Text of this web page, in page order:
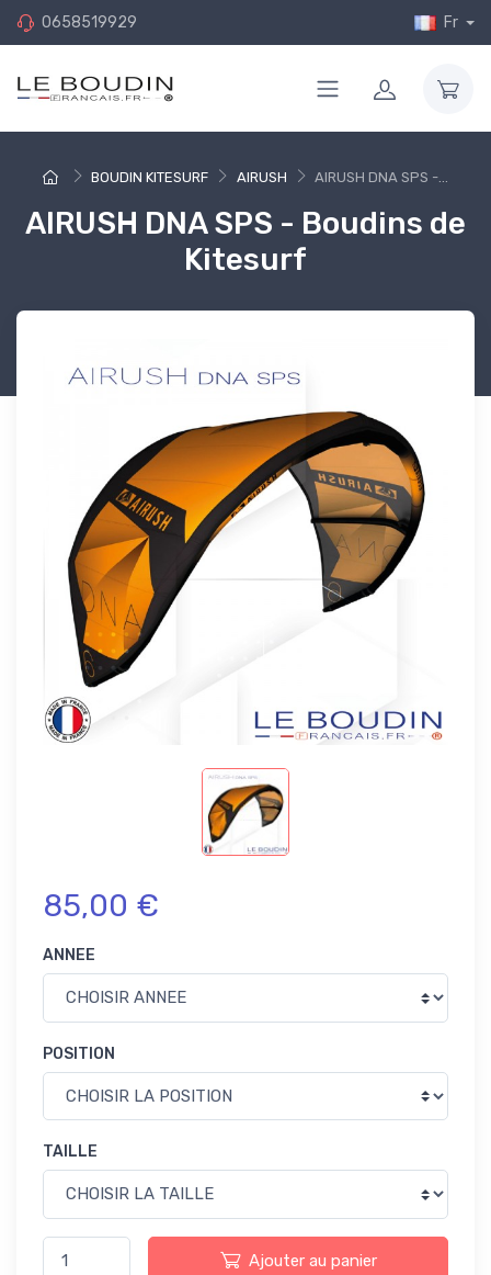
0658519929 Fr
BOUDIN KITESURF AIRUSH AIRUSH DNA SPS -...
AIRUSH DNA SPS - Boudins de
Kitesurf
85,00 €
ANNEE
POSITION
TAILLE
Ajouter au panier